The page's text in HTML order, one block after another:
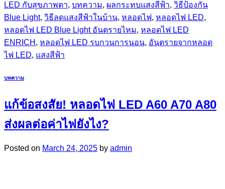
LED กับสุขภาพตา, บทความ, ผลกระทบแสงสีฟ้า, วิธีป้องกัน
Blue Light, วิธีลดแสงสีฟ้าในบ้าน, หลอดไฟ, หลอดไฟ LED,
หลอดไฟ LED Blue Light อันตรายไหม, หลอดไฟ LED
ENRICH , หลอดไฟ LED รบกวนการนอน, อันตรายจากหลอด
ไฟ LED, แสงสีฟ้า
บทความ
แก้ข้อสงสัย! หลอดไฟ LED A60 A70 A80
ส่งผลต่อค่าไฟยังไง?
Posted on March 24, 2025 by admin